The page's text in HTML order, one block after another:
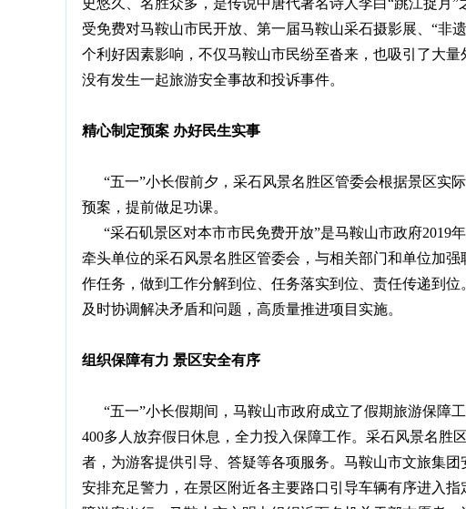
史悠久、名胜众多，是传说中唐代著名诗人李白“跳江捉月”
受免费对马鞍山市民开放、第一届马鞍山采石摄影展、“非
个利好因素影响，不仅马鞍山市民纷至沓来，也吸引了大
没有发生一起旅游安全事故和投诉事件。
精心制定预案 办好民生实事
“五一”小长假前夕，采石风景名胜区管委会根据景区实
预案，提前做足功课。
“采石矶景区对本市市民免费开放”是马鞍山市政府2019
牵头单位的采石风景名胜区管委会，与相关部门和单位加
作任务，做到工作分解到位、任务落实到位、责任传递到
及时协调解决矛盾和问题，高质量推进项目实施。
组织保障有力 景区安全有序
“五一”小长假期间，马鞍山市政府成立了假期旅游保障
400多人放弃假日休息，全力投入保障工作。采石风景名胜
者，为游客提供引导、答疑等各项服务。马鞍山市文旅集
安排充足警力，在景区附近各主要路口引导车辆有序进入